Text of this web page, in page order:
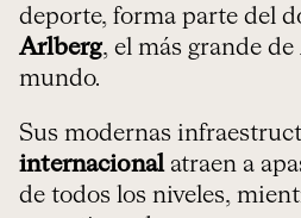
deporte, forma parte del
Arlberg, el más grande
mundo.
Sus modernas
internacionalatraen a
de todos los niveles,